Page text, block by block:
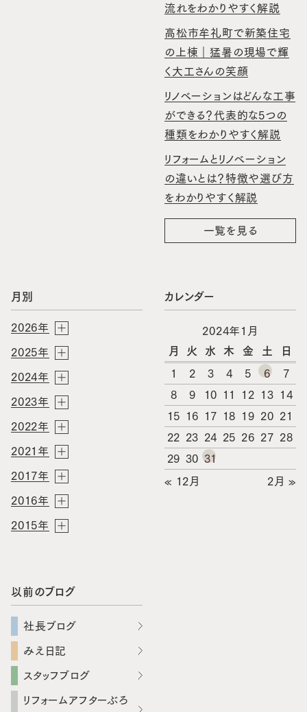
流れをわかりやすく解説
高松市牟礼町で新築住宅
の上棟｜猛暑の現場で輝
く大工さんの笑顔
リノベーションはどんな工事
ができる？代表的な5つの
種類をわかりやすく解説
リフォームとリノベーション
の違いとは？特徴や選び方
をわかりやすく解説
一覧を見る
月別
2026年
2025年
2024年
2023年
2022年
2021年
2017年
2016年
2015年
カレンダー
2024年1月
月
火 水 木 金 土 日
1 2 3 4 5 6
7
8
9 10 11 12 13
14
15
16 17 18 19 20
21
22
23 24 25 26 27
28
29 30 31
« 12月 2月 »
以前のブログ
社長ブログ
みえ日記
スタッフブログ
リフォームアフターぶろ